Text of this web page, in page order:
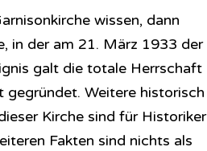
wissen, dann
in der am 21. März 1933 der
galt die totale Herrschaft
Weitere historisch
Kirche sind für Historiker
Fakten sind nichts als